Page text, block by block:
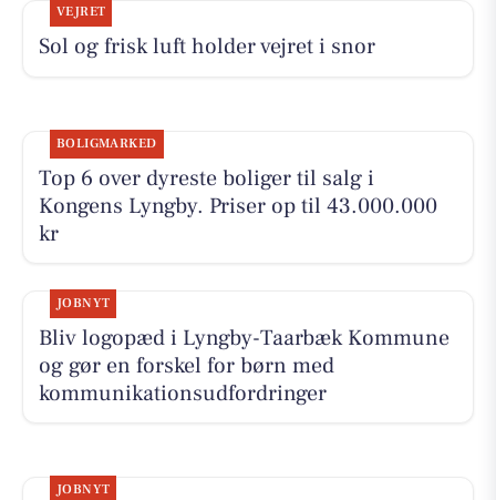
VEJRET
Sol og frisk luft holder vejret i snor
BOLIGMARKED
Top 6 over dyreste boliger til salg i
Kongens Lyngby. Priser op til 43.000.000
kr
JOBNYT
Bliv logopæd i Lyngby-Taarbæk Kommune
og gør en forskel for børn med
kommunikationsudfordringer
JOBNYT